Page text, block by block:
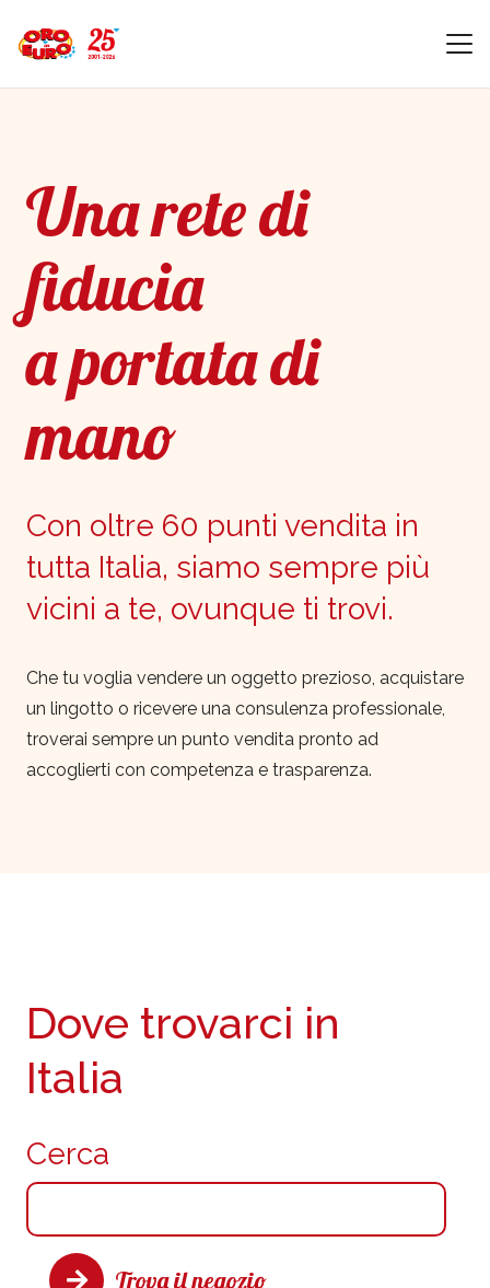
Una rete di
fiducia
a portata di
mano
Con oltre 60 punti vendita in
tutta Italia, siamo sempre più
vicini a te, ovunque ti trovi.
Che tu voglia vendere un oggetto prezioso, acquistare
un lingotto o ricevere una consulenza professionale,
troverai sempre un punto vendita pronto ad
accoglierti con competenza e trasparenza.
Cerca
Trova il negozio
Dove trovarci in
Italia